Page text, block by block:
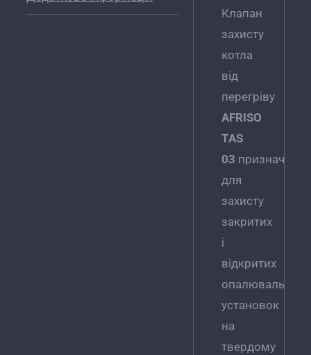
Клапан
захисту
котла
від
перегріву
AFRISO
TAS
03 призначений
для
захисту
закритих
і
відкритих
опалювальних
установок
на
твердому